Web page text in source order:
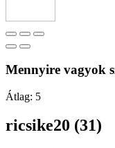
Mennyire vagyok
Átlag: 5
ricsike20 (31)